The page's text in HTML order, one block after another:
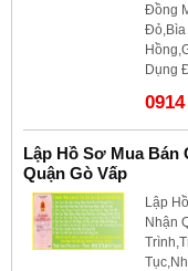
Đồng
Đỏ,Bìa
Dụng
Lập Hồ Sơ Mua
Quận Gò Vấp
Lập
Nhận